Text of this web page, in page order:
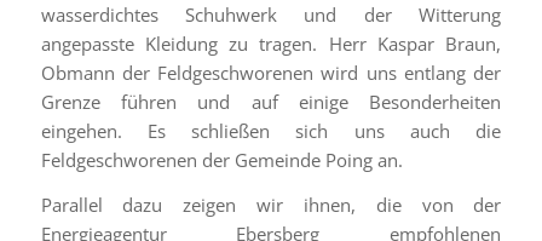
wasserdichtes Schuhwerk und der Witterung
angepasste Kleidung zu tragen. Herr Kaspar Braun,
Obmann der Feldgeschworenen wird uns entlang der
Grenze führen und auf einige Besonderheiten
eingehen. Es schließen sich uns auch die
Feldgeschworenen der Gemeinde Poing an.
Parallel dazu zeigen wir ihnen, die von der
Energieagentur Ebersberg empfohlenen